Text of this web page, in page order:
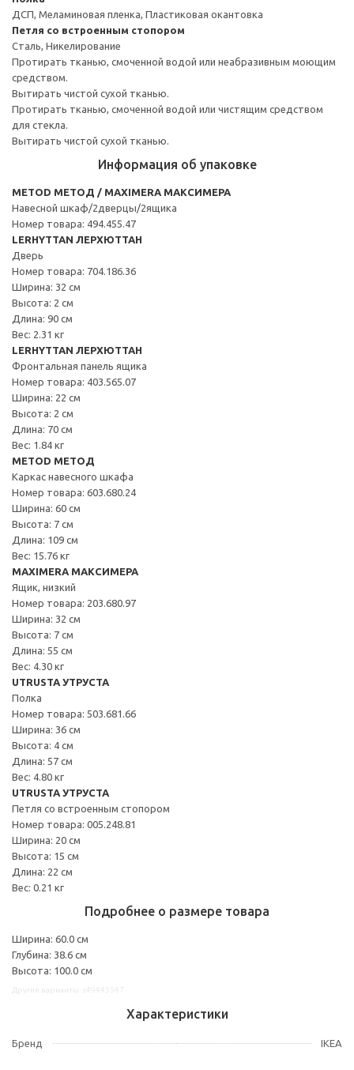
ДСП, Меламиновая пленка, Пластиковая окантовка
Петля со встроенным стопором
Сталь, Никелирование
Протирать тканью, смоченной водой или неабразивным моющим
средством.
Вытирать чистой сухой тканью.
Протирать тканью, смоченной водой или чистящим средством
для стекла.
Вытирать чистой сухой тканью.
Информация об упаковке
METOD МЕТОД / MAXIMERA МАКСИМЕРА
Навесной шкаф/2дверцы/2ящика
Номер товара: 494.455.47
LERHYTTAN ЛЕРХЮТТАН
Дверь
Номер товара: 704.186.36
Ширина: 32 см
Высота: 2 см
Длина: 90 см
Вес: 2.31 кг
LERHYTTAN ЛЕРХЮТТАН
Фронтальная панель ящика
Номер товара: 403.565.07
Ширина: 22 см
Высота: 2 см
Длина: 70 см
Вес: 1.84 кг
METOD МЕТОД
Каркас навесного шкафа
Номер товара: 603.680.24
Ширина: 60 см
Высота: 7 см
Длина: 109 см
Вес: 15.76 кг
MAXIMERA МАКСИМЕРА
Ящик, низкий
Номер товара: 203.680.97
Ширина: 32 см
Высота: 7 см
Длина: 55 см
Вес: 4.30 кг
UTRUSTA УТРУСТА
Полка
Номер товара: 503.681.66
Ширина: 36 см
Высота: 4 см
Длина: 57 см
Вес: 4.80 кг
UTRUSTA УТРУСТА
Петля со встроенным стопором
Номер товара: 005.248.81
Ширина: 20 см
Высота: 15 см
Длина: 22 см
Вес: 0.21 кг
Подробнее о размере товара
Ширина: 60.0 см
Глубина: 38.6 см
Высота: 100.0 см
Характеристики
Бренд IKEA